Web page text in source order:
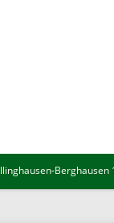
Berghausen